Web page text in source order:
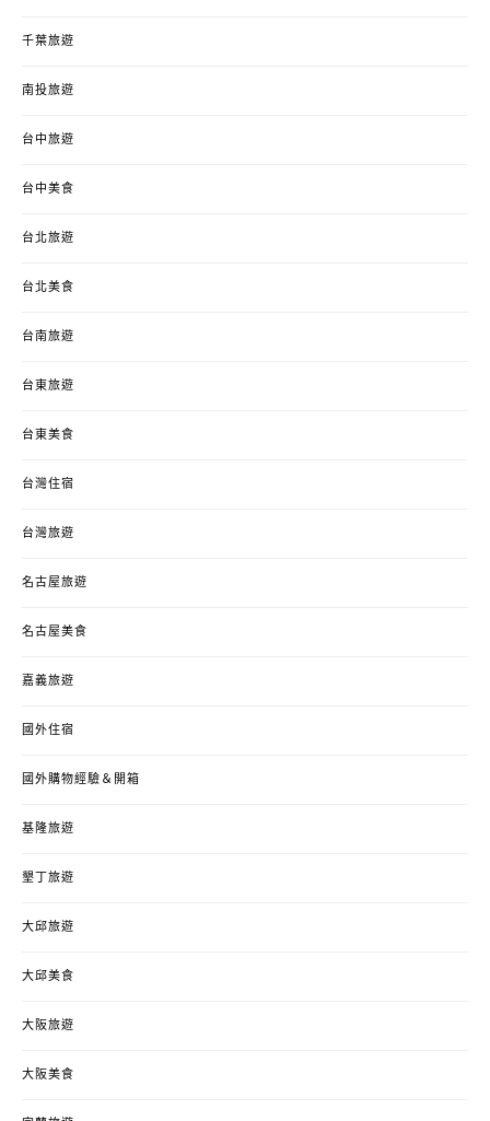
千葉旅遊
南投旅遊
台中旅遊
台中美食
台北旅遊
台北美食
台南旅遊
台東旅遊
台東美食
台灣住宿
台灣旅遊
名古屋旅遊
名古屋美食
嘉義旅遊
國外住宿
國外購物經驗＆開箱
基隆旅遊
墾丁旅遊
大邱旅遊
大邱美食
大阪旅遊
大阪美食